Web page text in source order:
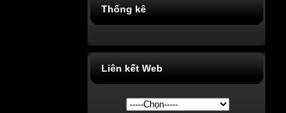
Thống kê
Liên kết Web